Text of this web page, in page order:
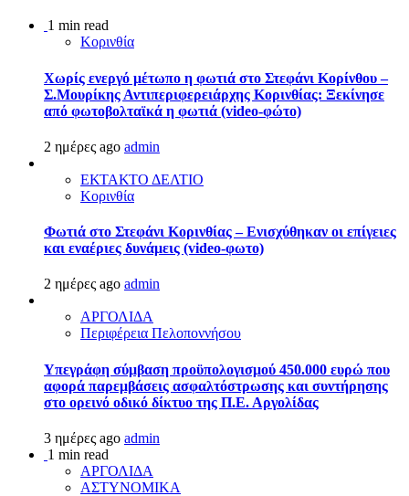
1 min read
Κορινθία
Χωρίς ενεργό μέτωπο η φωτιά στο Στεφάνι Κορίνθου –
Σ.Μουρίκης Αντιπεριφερειάρχης Κορινθίας: Ξεκίνησε
από φωτοβολταϊκά η φωτιά (video-φώτο)
2 ημέρες ago admin
ΕΚΤΑΚΤΟ ΔΕΛΤΙΟ
Κορινθία
Φωτιά στο Στεφάνι Κορινθίας – Ενισχύθηκαν οι επίγειες
και εναέριες δυνάμεις (video-φωτο)
2 ημέρες ago admin
ΑΡΓΟΛΙΔΑ
Περιφέρεια Πελοποννήσου
Υπεγράφη σύμβαση προϋπολογισμού 450.000 ευρώ που
αφορά παρεμβάσεις ασφαλτόστρωσης και συντήρησης
στο ορεινό οδικό δίκτυο της Π.Ε. Αργολίδας
3 ημέρες ago admin
1 min read
ΑΡΓΟΛΙΔΑ
ΑΣΤΥΝΟΜΙΚΑ